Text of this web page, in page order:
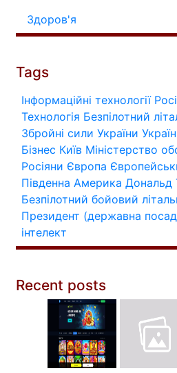
Здоров'я
Tags
Інформаційні технології
Технологія Безпілотний
Збройні сили України
Бізнес Київ Міністерство
Росіяни Європа
Південна Америка Дональд
Безпілотний бойовий
Президент (державна
інтелект
Recent posts